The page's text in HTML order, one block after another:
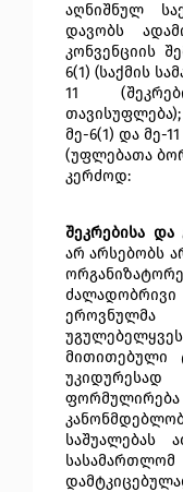
აღნიშნულ
დავობს
კონვენციის
6(1) (საქმის
11
თავისუფლება);
მე-6(1) და მე-
(უფლებათა
კერძოდ:
შეკრებისა და
არ არსებობს
ეროვნულმა
მითითებული
საშუალებას
სასამართლომ